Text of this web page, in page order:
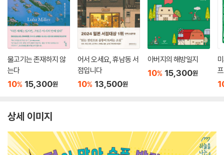
물고기는 존재하지 않
는다
10% 15,300원
어서 오세요, 휴남동 서
점입니다
10% 13,500원
아버지의 해방일지
10% 15,300원
프
상세 이미지